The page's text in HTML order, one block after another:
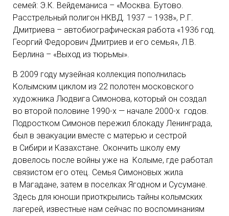
семей: Э.К. Вейдеманиса – «Москва. Бутово.
Расстрельный полигон НКВД. 1937 – 1938», Р.Г.
Дмитриева – автобиографическая работа «1936 год.
Георгий Федорович Дмитриев и его семья», Л.В.
Берлина – «Выход из тюрьмы».
В 2009 году музейная коллекция пополнилась
Колымским циклом из 22 полотен московского
художника Людвига Симонова, который он создал
во второй половине 1990-х — начале 2000-х годов.
Подростком Симонов пережил блокаду Ленинграда,
был в эвакуации вместе с матерью и сестрой
в Сибири и Казахстане. Окончить школу ему
довелось после войны уже на Колыме, где работал
связистом его отец. Семья Симоновых жила
в Магадане, затем в поселках Ягодном и Сусумане.
Здесь для юноши приоткрылись тайны колымских
лагерей, известные нам сейчас по воспоминаниям